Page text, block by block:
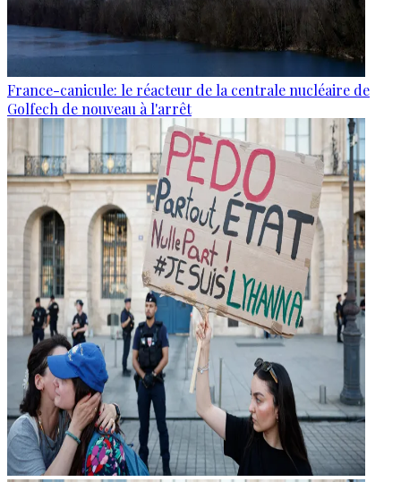
France-canicule: le réacteur de la centrale nucléaire de
Golfech de nouveau à l'arrêt